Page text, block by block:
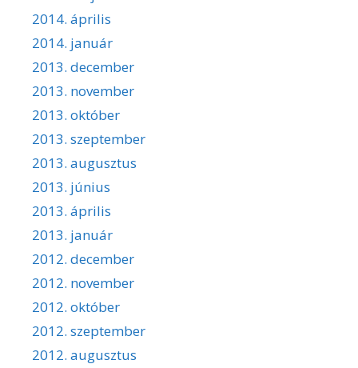
2014. április
2014. január
2013. december
2013. november
2013. október
2013. szeptember
2013. augusztus
2013. június
2013. április
2013. január
2012. december
2012. november
2012. október
2012. szeptember
2012. augusztus